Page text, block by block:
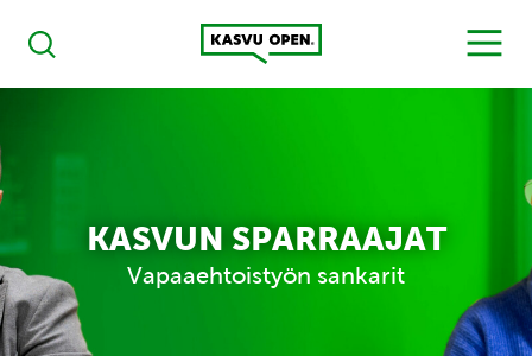
Haku
Kasvu Open
MENU
KASVUN SPARRAAJAT
Vapaaehtoistyön sankarit